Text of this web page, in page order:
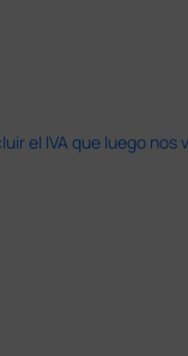
el IVA que luego nos